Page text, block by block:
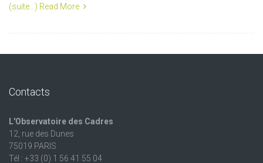
(suite…) Read More
Contacts
L'Observatoire des Cadres
12, rue des Dunes
75019 PARIS
Tél : +33 (0) 1 56 41 55 04